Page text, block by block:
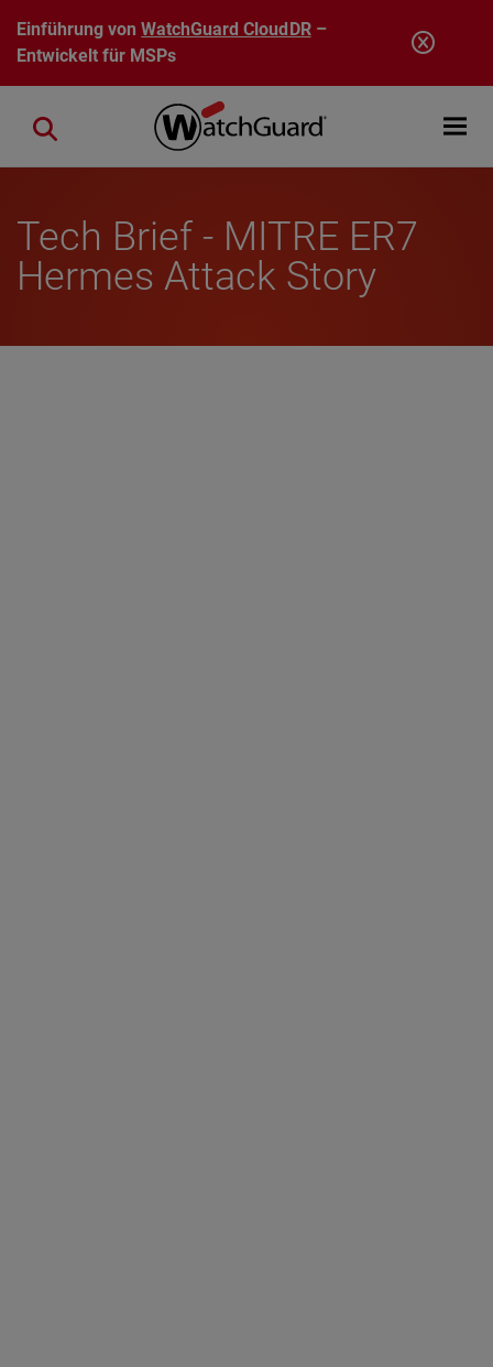
Direkt zum Inhalt
Einführung vonWatchGuard CloudDR–
Entwickelt für MSPs
Open
Close search
Tech Brief - MITRE ER7
Hermes Attack Story